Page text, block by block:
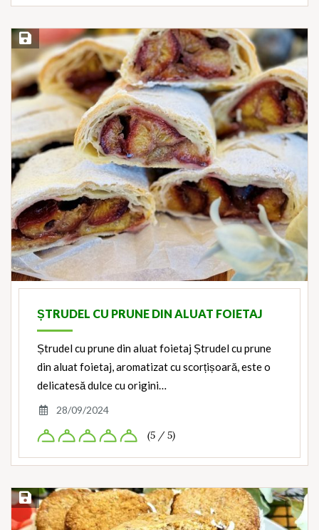
Save Recipe
ȘTRUDEL CU PRUNE DIN ALUAT FOIETAJ
Ștrudel cu prune din aluat foietaj Ștrudel cu prune
din aluat foietaj, aromatizat cu scorțișoară, este o
delicatesă dulce cu origini…
28/09/2024
(5 / 5)
Save Recipe